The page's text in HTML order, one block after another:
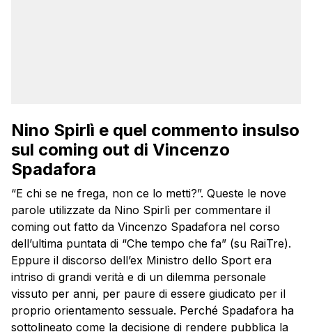
Nino Spirlì e quel commento insulso
sul coming out di Vincenzo
Spadafora
“E chi se ne frega, non ce lo metti?”. Queste le nove
parole utilizzate da Nino Spirlì per commentare il
coming out fatto da Vincenzo Spadafora nel corso
dell’ultima puntata di “Che tempo che fa” (su RaiTre).
Eppure il discorso dell’ex Ministro dello Sport era
intriso di grandi verità e di un dilemma personale
vissuto per anni, per paure di essere giudicato per il
proprio orientamento sessuale. Perché Spadafora ha
sottolineato come la decisione di rendere pubblica la